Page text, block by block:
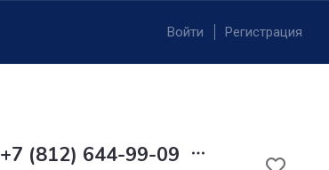
Войти Регистрация
+7 (812) 644-99-09